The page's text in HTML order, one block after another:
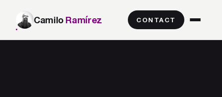
Camilo Ramírez CONTACT